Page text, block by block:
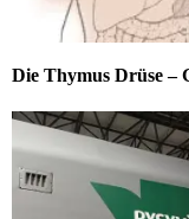
Die Thymus Drüse –